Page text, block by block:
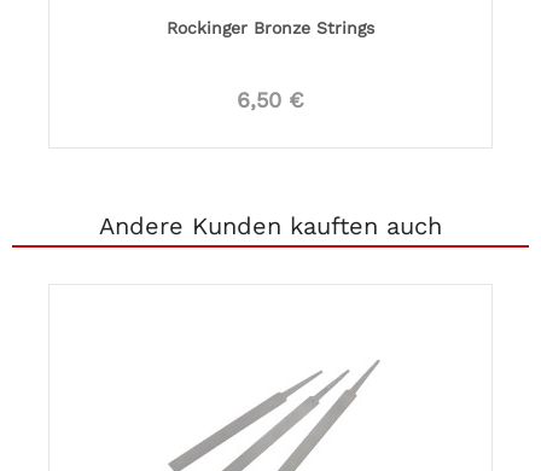
Rockinger Bronze Strings
6,50 €
Andere Kunden kauften auch